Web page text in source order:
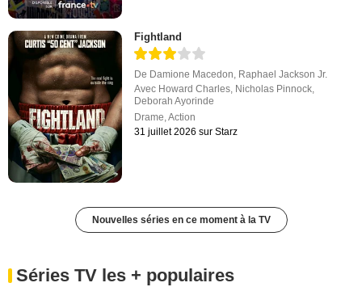
Fightland
De Damione Macedon, Raphael Jackson Jr.
Avec Howard Charles, Nicholas Pinnock,
Deborah Ayorinde
Drame,Action
31 juillet 2026 sur Starz
Nouvelles séries en ce moment à la TV
Séries TV les + populaires